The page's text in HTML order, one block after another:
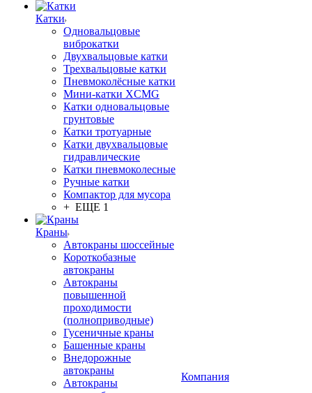
Катки
Одновальцовые
виброкатки
Двухвальцовые катки
Трехвальцовые катки
Пневмоколёсные катки
Мини-катки XCMG
Катки одновальцовые
грунтовые
Катки тротуарные
Катки двухвальцовые
гидравлические
Катки пневмоколесные
Ручные катки
Компактор для мусора
+ ЕЩЕ 1
Краны
Автокраны шоссейные
Короткобазные
автокраны
Автокраны
повышенной
проходимости
(полноприводные)
Гусеничные краны
Башенные краны
Внедорожные
автокраны
Автокраны
Компания